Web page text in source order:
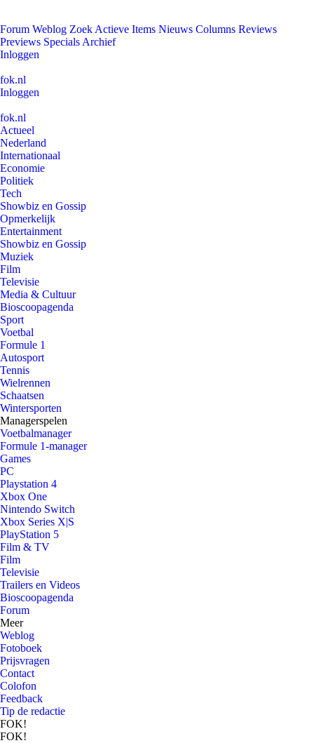
Forum Weblog Zoek Actieve Items Nieuws Columns Reviews
Previews Specials Archief
Inloggen
fok.nl
Inloggen
fok.nl
Actueel
Nederland
Internationaal
Economie
Politiek
Tech
Showbiz en Gossip
Opmerkelijk
Entertainment
Showbiz en Gossip
Muziek
Film
Televisie
Media & Cultuur
Bioscoopagenda
Sport
Voetbal
Formule 1
Autosport
Tennis
Wielrennen
Schaatsen
Wintersporten
Managerspelen
Voetbalmanager
Formule 1-manager
Games
PC
Playstation 4
Xbox One
Nintendo Switch
Xbox Series X|S
PlayStation 5
Film & TV
Film
Televisie
Trailers en Videos
Bioscoopagenda
Forum
Meer
Weblog
Fotoboek
Prijsvragen
Contact
Colofon
Feedback
Tip de redactie
FOK!
FOK!